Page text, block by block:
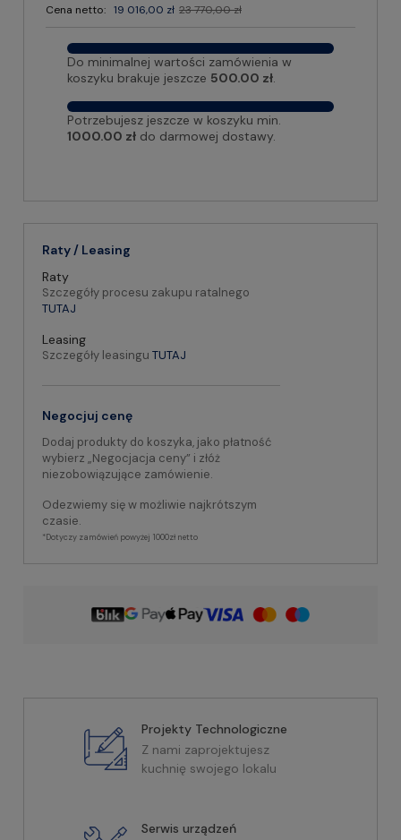
Cena netto: 19 016,00 zł 23 770,00 zł
Do minimalnej wartości zamówienia w
koszyku brakuje jeszcze 500.00 zł.
Potrzebujesz jeszcze w koszyku min.
1000.00 zł do darmowej dostawy.
Raty / Leasing
Raty
Szczegóły procesu zakupu ratalnego
TUTAJ
Leasing
Szczegóły leasingu TUTAJ
Negocjuj cenę
Dodaj produkty do koszyka, jako płatność
wybierz „Negocjacja ceny” i złóż
niezobowiązujące zamówienie.
Odezwiemy się w możliwie najkrótszym
czasie.
*Dotyczy zamówień powyżej 1000zł netto
Projekty Technologiczne
Z nami zaprojektujesz
kuchnię swojego lokalu
Serwis urządzeń